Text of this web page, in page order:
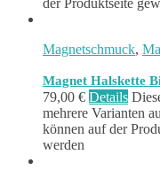
Magnetschmuck,
Magnet Halskette
79,00 € Details
mehrere Varianten
können auf der
werden